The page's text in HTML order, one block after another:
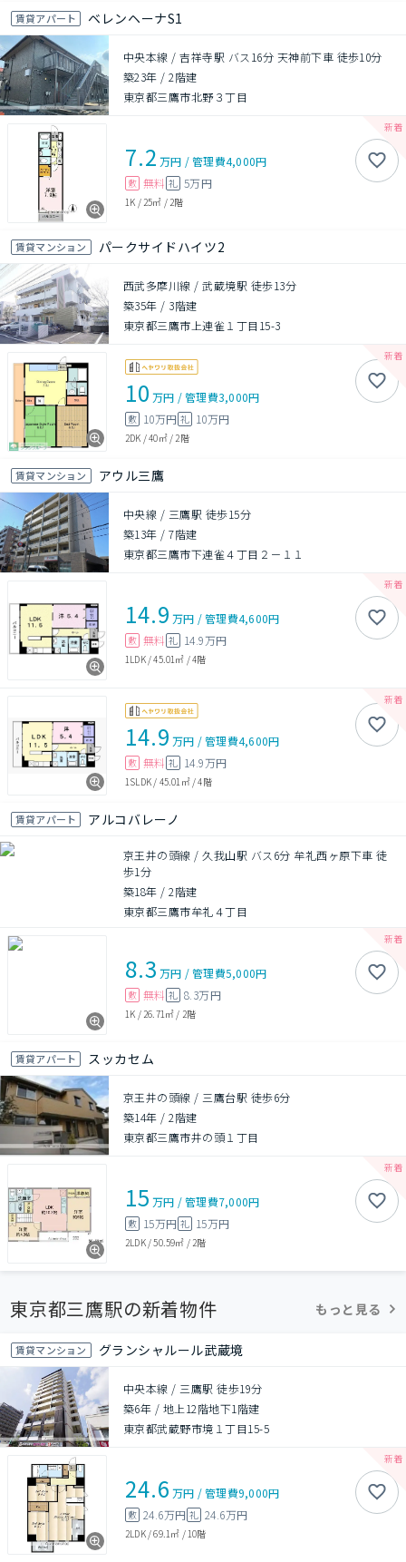
賃貸アパート ベレンヘーナS1
中央本線 / 吉祥寺駅 バス16分 天神前下車 徒歩10分
築23年 /2階建
東京都三鷹市北野３丁目
7.2 万円 /管理費4,000円
敷 無料 礼 5万円
1K / 25㎡ / 2階
賃貸マンション パークサイドハイツ2
西武多摩川線 / 武蔵境駅 徒歩13分
築35年 / 3階建
東京都三鷹市上連雀１丁目15-3
10 万円 /管理費3,000円
敷 10万円 礼 10万円
2DK /40㎡/2階
賃貸マンション アウル三鷹
中央線 / 三鷹駅 徒歩15分
築13年 /7階建
東京都三鷹市下連雀４丁目２－１１
14.9 万円 /管理費4,600円
敷 無料 礼 14.9万円
1LDK/45.01㎡ /4階
14.9 万円 /管理費4,600円
敷 無料 礼 14.9万円
1SLDK / 45.01㎡/4階
賃貸アパート アルコバレーノ
京王井の頭線 / 久我山駅 バス6分 牟礼西ヶ原下車 徒
歩1分
築18年 /2階建
東京都三鷹市牟礼４丁目
8.3 万円 /管理費5,000円
敷 無料 礼 8.3万円
1K / 26.71㎡ / 2階
賃貸アパート スッカセム
京王井の頭線 / 三鷹台駅 徒歩6分
築14年 /2階建
東京都三鷹市井の頭１丁目
15 万円 /管理費7,000円
敷 15万円 礼 15万円
2LDK/50.59㎡ / 2階
東京都三鷹駅の新着物件 もっと見る
賃貸マンション グランシャルール武蔵境
中央本線 / 三鷹駅 徒歩19分
築6年 / 地上12階地下1階建
東京都武蔵野市境１丁目15-5
24.6 万円 /管理費9,000円
敷 24.6万円 礼 24.6万円
2LDK/69.1㎡ / 10階